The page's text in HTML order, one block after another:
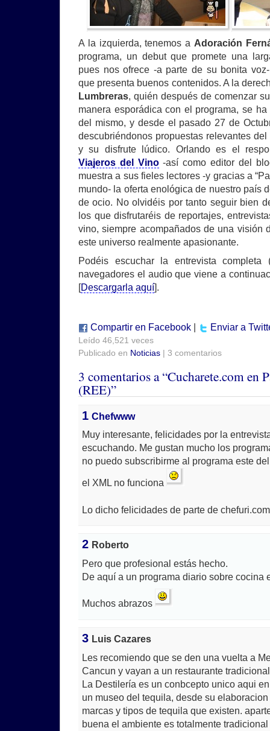
A la izquierda, tenemos a Adoración
programa, un debut que promete una
pues nos ofrece -a parte de su bonita
que presenta buenos contenidos. A la
Lumbreras, quién después de comenzar
manera esporádica con el programa, se
del mismo, y desde el pasado 27 de
descubriéndonos propuestas relevantes
y su disfrute lúdico. Orlando es el
Viajeros del Vino-así como editor del
muestra a sus fieles lectores -y gracias a
mundo- la oferta enológica de nuestro país
de ocio. No olvidéis por tanto seguir bien
los que disfrutaréis de reportajes,
vino, siempre acompañados de una visión
este universo realmente apasionante.
Podéis escuchar la entrevista completa
navegadores el audio que viene a
[Descargarla aquí].
Compartir en Facebook Enviar a
Leído 46,521 veces
Publicado en Noticias | 3 comentarios
3 comentarios a “Cucharete.com en
(REE)”
1 Chefwww
Muy interesante, felicidades por la
escuchando. Me gustan mucho los
no puedo subscribirme al programa este
el XML no funciona
Lo dicho felicidades de parte de
2 Roberto
Pero que profesional estás hecho.
De aquí a un programa diario sobre cocina
Muchos abrazos
3 Luis Cazares
Les recomiendo que se den una vuelta a
Cancun y vayan a un restaurante
La Destilería es un conbcepto unico aqui
un museo del tequila, desde su
marcas y tipos de tequila que existen.
buena el ambiente es totalmente